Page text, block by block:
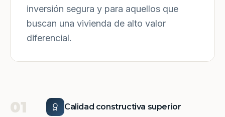
inversión segura y para aquellos que
buscan una vivienda de alto valor
diferencial.
01 Calidad constructiva superior